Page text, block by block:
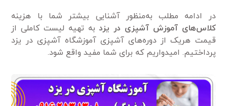
در ادامه مطلب به‌منظور آشنایی بیشتر شما با هزینه
کلاس‌های آموزش آشپزی در یزد به تهیه لیست کاملی از
قیمت هریک از دوره‌های آشپزی آموزشگاه آشپزی در یزد
پرداختیم. امیدواریم که برای شما مفید واقع شود.